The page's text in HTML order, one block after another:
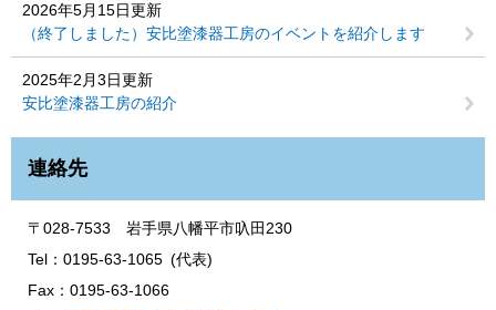
2026年5月15日更新
（終了しました）安比塗漆器工房のイベントを紹介します
2025年2月3日更新
安比塗漆器工房の紹介
連絡先
〒028-7533 岩手県八幡平市叺田230
Tel：0195-63-1065
代表
Fax：0195-63-1066